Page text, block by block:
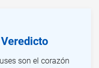
son el corazón